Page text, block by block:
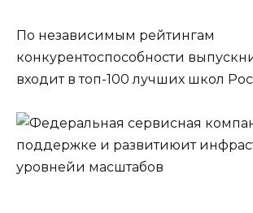
По независимым рейтингам
конкурентоспособности
входит в топ-100 лучших школ